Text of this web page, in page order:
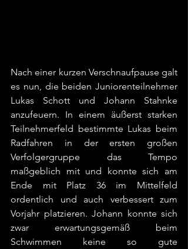
Nach einer kurzen Verschnaufpause galt
es nun, die beiden Juniorenteilnehmer
Lukas Schott und Johann Stahnke
anzufeuern. In einem äußerst starken
Teilnehmerfeld bestimmte Lukas beim
Radfahren in der ersten großen
Verfolgergruppe das Tempo
maßgeblich mit und konnte sich am
Ende mit Platz 36 im Mittelfeld
ordentlich und auch verbessert zum
Vorjahr platzieren. Johann konnte sich
zwar erwartungsgemäß beim
Schwimmen keine so gute